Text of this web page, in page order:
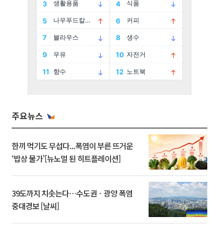
주요뉴스
한끼 먹기도 무섭다...폭염이 부른 뜨거운
‘밥상 물가’[뉴노멀 된 히트플레이션]
39도까지 치솟는다⋯수도권ㆍ광양 폭염
중대경보 [날씨]